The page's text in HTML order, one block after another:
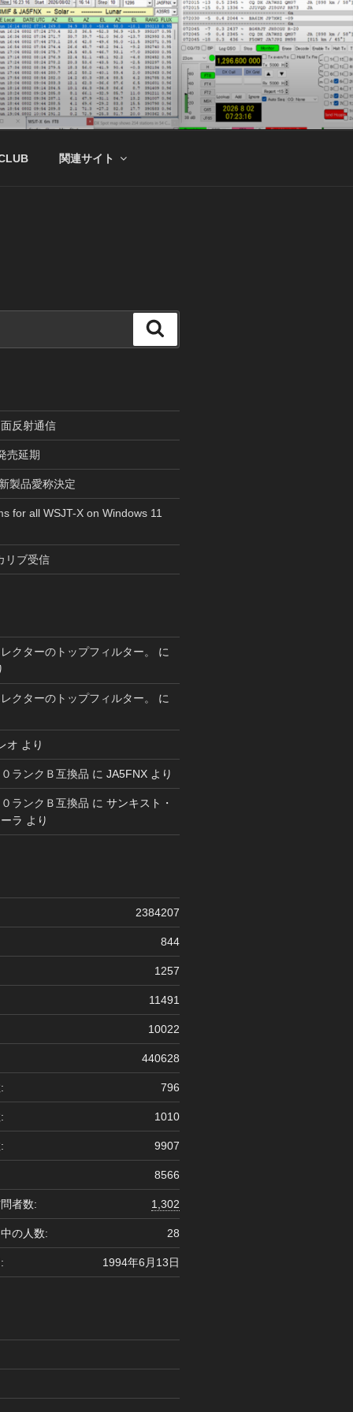
関連サイト
索
反射通信
売延期
製品愛称決定
for all WSJT-X on Windows 11
リブ受信
クターのトップフィルター。
に
クターのトップフィルター。
に
オ より
ランクＢ互換品 に JA5FNXより
ランクＢ互換品 に サンキスト・
ラ より
2384207
844
1257
11491
10022
440628
796
1010
9907
8566
1,302
者数:
28
の人数:
1994年6月13日